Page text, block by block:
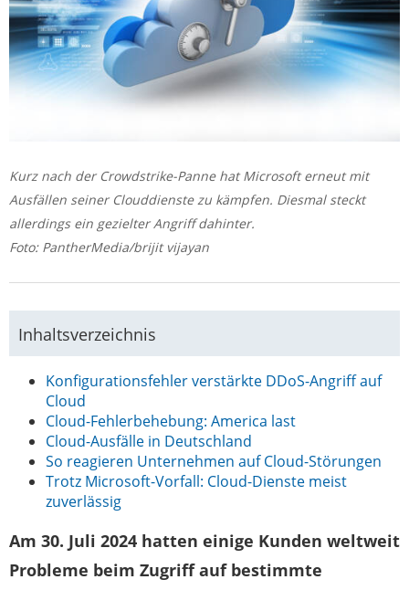
Kurz nach der Crowdstrike-Panne hat Microsoft erneut mit
Ausfällen seiner Clouddienste zu kämpfen. Diesmal steckt
allerdings ein gezielter Angriff dahinter.
Foto: PantherMedia/brijit vijayan
Inhaltsverzeichnis
Konfigurationsfehler verstärkte DDoS-Angriff auf
Cloud
Cloud-Fehlerbehebung: America last
Cloud-Ausfälle in Deutschland
So reagieren Unternehmen auf Cloud-Störungen
Trotz Microsoft-Vorfall: Cloud-Dienste meist
zuverlässig
Am 30. Juli 2024 hatten einige Kunden weltweit
Probleme beim Zugriff auf bestimmte